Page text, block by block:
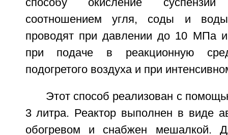
соотношением угля, соды и
проводят при давлении до 10 МПа и
при подаче в реакционную
подогретого воздуха и при
Этот способ реализован с
3 литра. Реактор выполнен в виде
обогревом и снабжен мешалкой.